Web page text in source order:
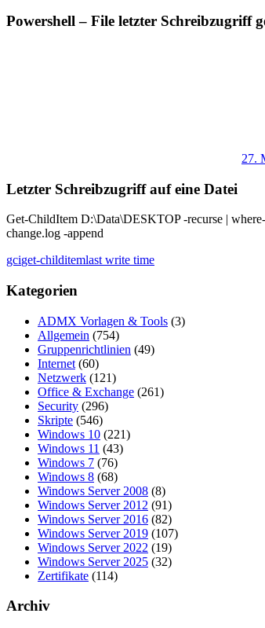
Powershell – File letzter Schreibzugriff
27.
Letzter Schreibzugriff auf eine Datei
Get-ChildItem D:\Data\DESKTOP -recurse |
change.log -append
gciget-childitemlast write time
Kategorien
ADMX Vorlagen & Tools (3)
Allgemein (754)
Gruppenrichtlinien (49)
Internet (60)
Netzwerk (121)
Office & Exchange (261)
Security (296)
Skripte (546)
Windows 10 (221)
Windows 11 (43)
Windows 7 (76)
Windows 8 (68)
Windows Server 2008 (8)
Windows Server 2012 (91)
Windows Server 2016 (82)
Windows Server 2019 (107)
Windows Server 2022 (19)
Windows Server 2025 (32)
Zertifikate (114)
Archiv